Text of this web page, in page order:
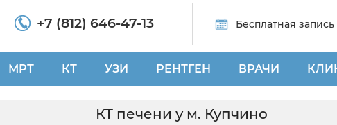
+7 (812) 646-47-13 Бесплатная запись
МРТ КТ УЗИ РЕНТГЕН ВРАЧИ
КТ печени у м. Купчино